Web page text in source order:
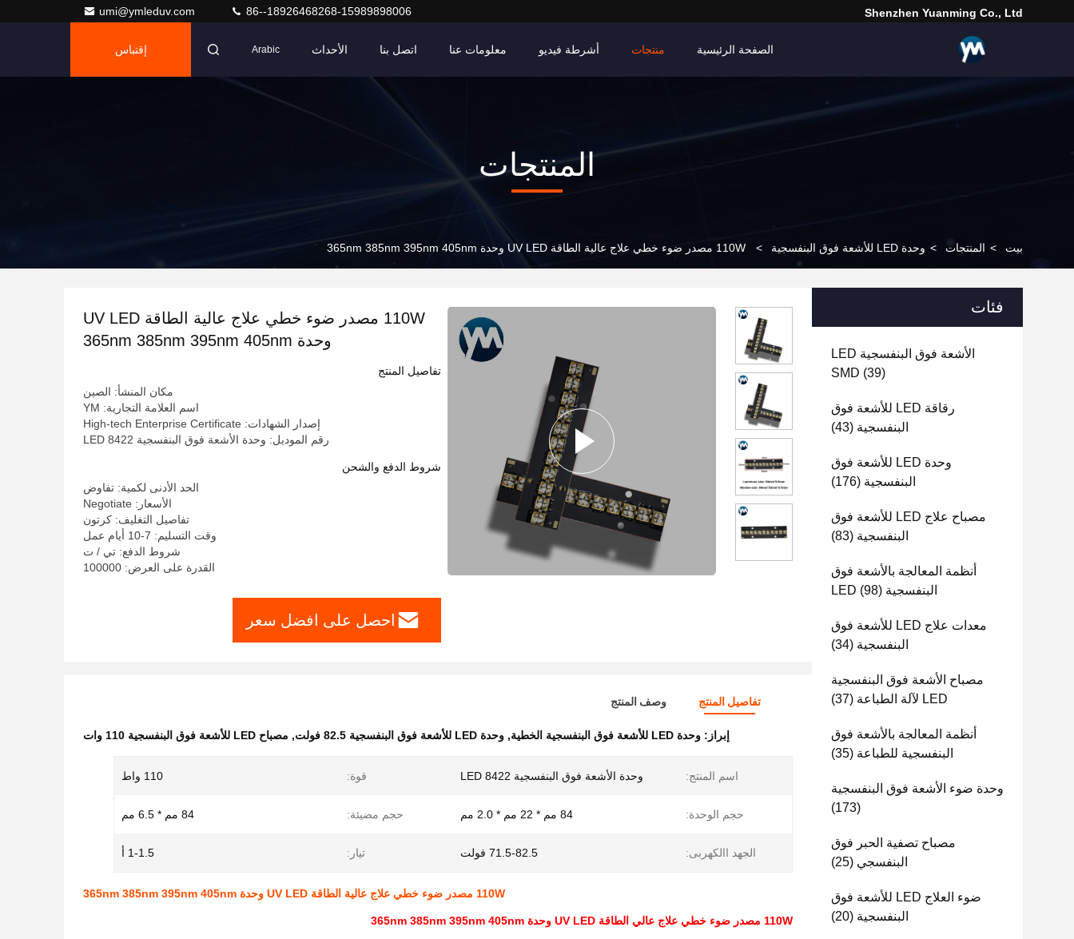
Shenzhen Yuanming Co., Ltd
umi@ymleduv.com 86--18926468268-15989898006
الصفحة الرئيسية منتجات أشرطة فيديو معلومات عنا اتصل بنا الأحداث Arabic إقتباس
المنتجات
بيت > المنتجات > وحدة LED للأشعة فوق البنفسجية > 110W مصدر ضوء خطي علاج عالية الطاقة UV LED وحدة 365nm 385nm 395nm 405nm
فئات
الأشعة فوق البنفسجية LED
SMD (39)
رقاقة LED للأشعة فوق
البنفسجية (43)
وحدة LED للأشعة فوق
البنفسجية (176)
مصباح علاج LED للأشعة فوق
البنفسجية (83)
أنظمة المعالجة بالأشعة فوق
البنفسجية LED (98)
معدات علاج LED للأشعة فوق
البنفسجية (34)
مصباح الأشعة فوق البنفسجية
LED لآلة الطباعة
(37)
أنظمة المعالجة بالأشعة فوق
البنفسجية للطباعة (35)
وحدة ضوء الأشعة فوق البنفسجية
(173)
مصباح تصفية الحبر فوق
البنفسجي (25)
ضوء العلاج LED للأشعة فوق
البنفسجية (20)
110W مصدر ضوء خطي علاج عالية الطاقة UV LED
وحدة 365nm 385nm 395nm 405nm
تفاصيل المنتج
مكان المنشأ: الصين
اسم العلامة التجارية: YM
إصدار الشهادات: High-tech Enterprise Certificate
رقم الموديل: وحدة الأشعة فوق البنفسجية LED 8422
شروط الدفع والشحن
الحد الأدنى لكمية: تفاوض
الأسعار: Negotiate
تفاصيل التغليف: كرتون
وقت التسليم: 7-10 أيام عمل
شروط الدفع: تي / ت
القدرة على العرض: 100000
احصل على افضل سعر
تفاصيل المنتج وصف المنتج
إبراز: وحدة LED للأشعة فوق البنفسجية الخطية , وحدة LED للأشعة فوق البنفسجية 82.5 فولت , مصباح LED للأشعة فوق البنفسجية 110 وات
اسم المنتج: وحدة الأشعة فوق البنفسجية LED 8422 قوة: 110 واط
حجم الوحدة: 84 مم * 22 مم * 2.0 مم حجم مضيئة: 84 مم * 6.5 مم
الجهد االكهربى: 71.5-82.5 فولت تيار: 1-1.5 أ
110W مصدر ضوء خطي علاج عالية الطاقة UV LED وحدة 365nm 385nm 395nm 405nm
110W مصدر ضوء خطي علاج عالي الطاقة UV LED وحدة 365nm 385nm 395nm 405nm